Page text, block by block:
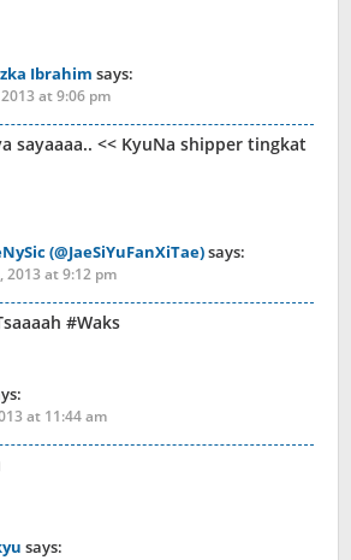
Ibrahim says:
at 9:06 pm
sayaaaa.. << KyuNa shipper tingkat
(@JaeSiYuFanXiTae)says:
2013 at 9:12 pm
#Waks
at 11:44 am
says: